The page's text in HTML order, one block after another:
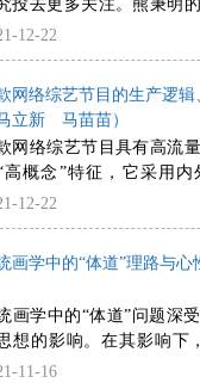
再释契诃夫戏剧的现代性
投去更多关注。熊秉明
史译著的代表作之一，
方法还原张旭及其狂草
方艺术理论的成果研究书
学、社会学阐释张旭狂
文化、跨学科、跨门类
开辟出一条书法史论的
临着复杂的当代语境，
的史学方法对相关的西
史学的理论构架。
12-22
网络综艺节目的生产逻
马立新 马苗苗）
网络综艺节目具有高流
高概念”特征，它采用
打造出现象级明星，以
和“三唯”（唯流量、唯
，在创作实践中恪守艺
与主流价值观导向，并
，改革和创新现行的选
12-22
画学中的“体道”理路与心
画学中的“体道”问题深
想的影响。在其影响下
因不同哲学流派的心性修
11-16